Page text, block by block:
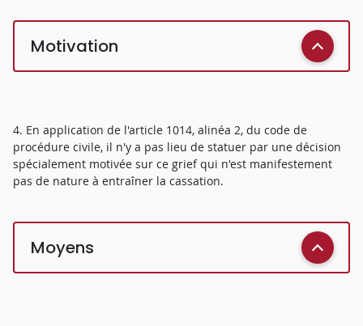
Motivation
4. En application de l'article 1014, alinéa 2, du code de
procédure civile, il n'y a pas lieu de statuer par une décision
spécialement motivée sur ce grief qui n'est manifestement
pas de nature à entraîner la cassation.
Moyens